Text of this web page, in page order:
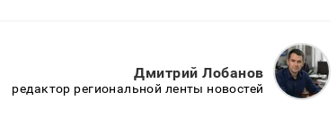
Дмитрий Лобанов
редактор региональной ленты новостей